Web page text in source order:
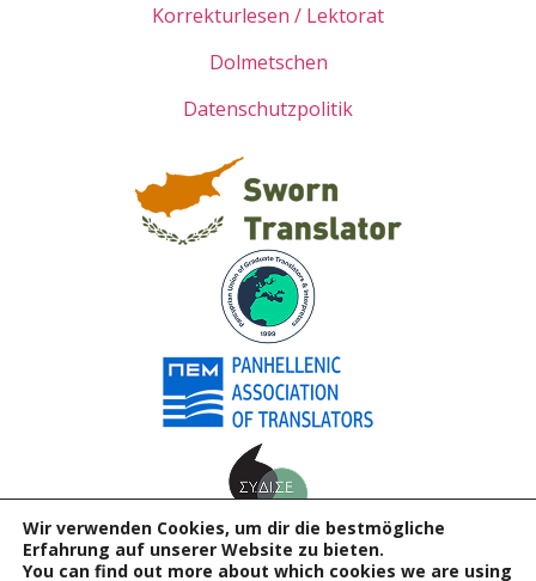
Korrekturlesen / Lektorat
Dolmetschen
Datenschutzpolitik
Wir verwenden Cookies, um dir die bestmögliche
Erfahrung auf unserer Website zu bieten.
You can find out more about which cookies we are using